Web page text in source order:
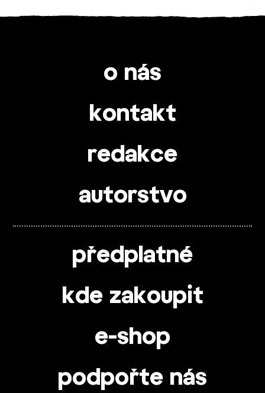
o nás
kontakt
redakce
autorstvo
předplatné
kde zakoupit
e-shop
podpořte nás